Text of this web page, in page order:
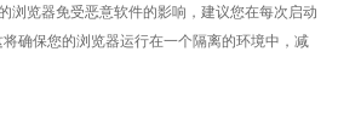
浏览器免受恶意软件的影响，建议您在每次启动
确保您的浏览器运行在一个隔离的环境中，减